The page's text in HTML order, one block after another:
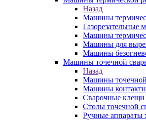
Назад
Машины
Газорезательные
Машины
Машины для
Машины
Машины точечной
Назад
Машины
Машины
Сварочные клещи
Столы точечной
Ручные аппараты